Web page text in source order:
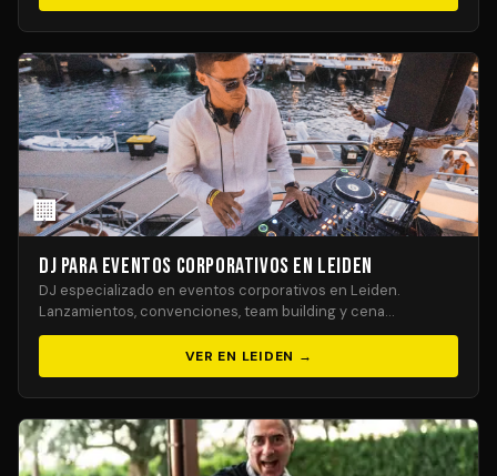
🏢
DJ para Eventos Corporativos en Leiden
DJ especializado en eventos corporativos en Leiden.
Lanzamientos, convenciones, team building y cena…
VER EN LEIDEN →